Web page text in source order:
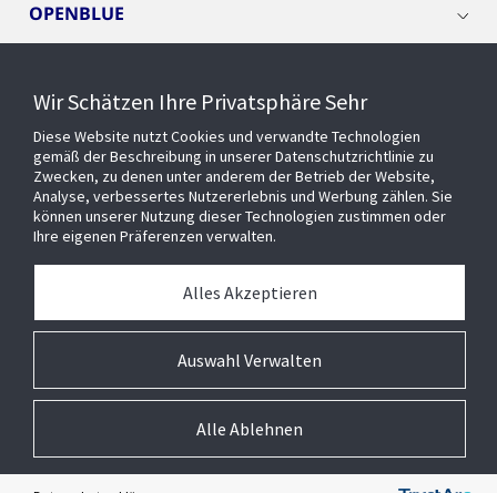
OPENBLUE
EVENTS
Über uns
© 2026 Johnson Controls Inc. All rights reserved.
Wir Schätzen Ihre Privatsphäre Sehr
Diese Website nutzt Cookies und verwandte Technologien
gemäß der Beschreibung in unserer Datenschutzrichtlinie zu
Zwecken, zu denen unter anderem der Betrieb der Website,
Analyse, verbessertes Nutzererlebnis und Werbung zählen. Sie
können unserer Nutzung dieser Technologien zustimmen oder
Ihre eigenen Präferenzen verwalten.
Auswahl Verwalten
Alles Akzeptieren
Alle Ablehnen
Impressum